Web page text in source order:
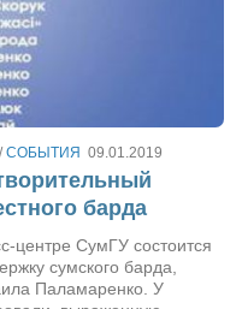
Анплеев А.Б.
отделение КП Сумская
больница №4
ресторан
/СОБЫТИЯ 09.01.2019
барда
центре СумГУ состоится
сумского барда,
Паламаренко. У